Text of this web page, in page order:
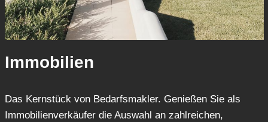
Immobilien
Das Kernstück von Bedarfsmakler. Genießen Sie als
Immobilienverkäufer die Auswahl an zahlreichen,